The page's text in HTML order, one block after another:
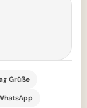
Grüße